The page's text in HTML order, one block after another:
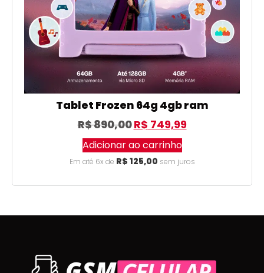
Tablet Frozen 64g 4gb ram
R$890,00R$ 749,99
Adicionar ao carrinho
Em até 6x de R$ 125,00 sem juros